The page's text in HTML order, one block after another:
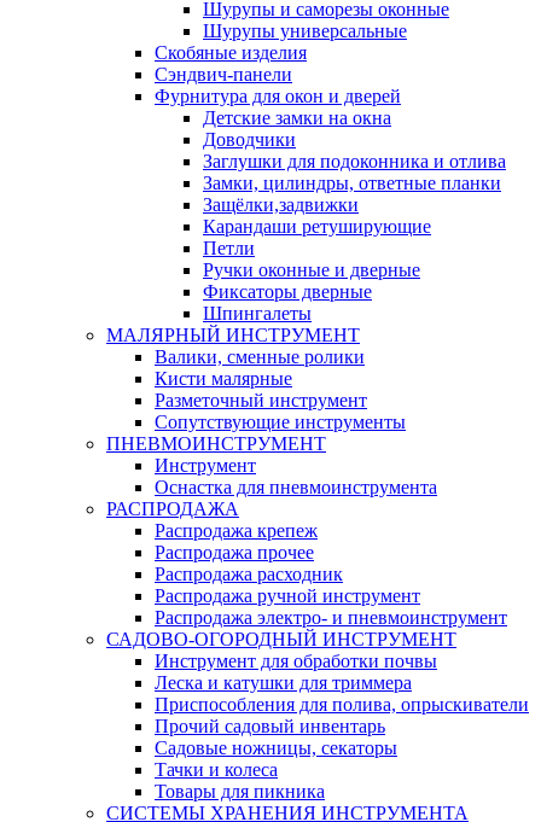
Шурупы и саморезы оконные
Шурупы универсальные
Скобяные изделия
Сэндвич-панели
Фурнитура для окон и дверей
Детские замки на окна
Доводчики
Заглушки для подоконника и отлива
Замки, цилиндры, ответные планки
Защёлки,задвижки
Карандаши ретуширующие
Петли
Ручки оконные и дверные
Фиксаторы дверные
Шпингалеты
МАЛЯРНЫЙ ИНСТРУМЕНТ
Валики, сменные ролики
Кисти малярные
Разметочный инструмент
Сопутствующие инструменты
ПНЕВМОИНСТРУМЕНТ
Инструмент
Оснастка для пневмоинструмента
РАСПРОДАЖА
Распродажа крепеж
Распродажа прочее
Распродажа расходник
Распродажа ручной инструмент
Распродажа электро- и пневмоинструмент
САДОВО-ОГОРОДНЫЙ ИНСТРУМЕНТ
Инструмент для обработки почвы
Леска и катушки для триммера
Приспособления для полива, опрыскиватели
Прочий садовый инвентарь
Садовые ножницы, секаторы
Тачки и колеса
Товары для пикника
СИСТЕМЫ ХРАНЕНИЯ ИНСТРУМЕНТА